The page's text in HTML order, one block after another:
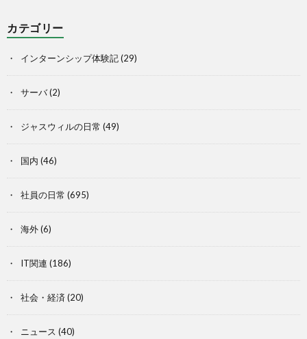
カテゴリー
インターンシップ体験記(29)
サーバ(2)
ジャスウィルの日常 (49)
国内 (46)
社員の日常 (695)
海外(6)
IT関連 (186)
社会・経済 (20)
ニュース (40)